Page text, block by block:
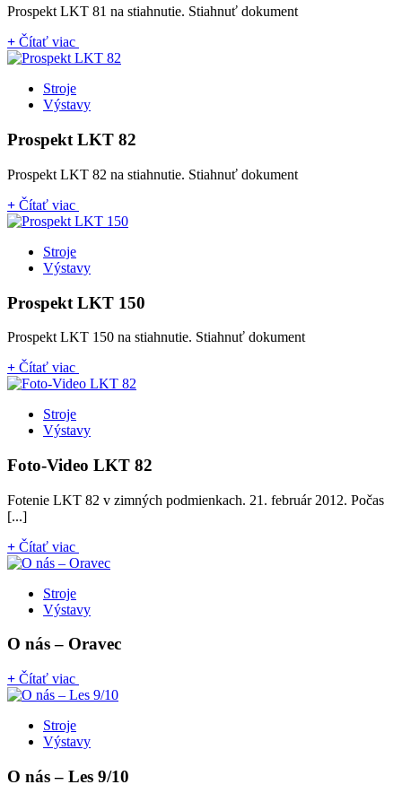
Prospekt LKT 81 na stiahnutie. Stiahnuť dokument
+ Čítať viac
Stroje
Výstavy
Prospekt LKT 82
Prospekt LKT 82 na stiahnutie. Stiahnuť dokument
+ Čítať viac
Stroje
Výstavy
Prospekt LKT 150
Prospekt LKT 150 na stiahnutie. Stiahnuť dokument
+ Čítať viac
Stroje
Výstavy
Foto-Video LKT 82
Fotenie LKT 82 v zimných podmienkach. 21. február 2012. Počas
[...]
+ Čítať viac
Stroje
Výstavy
O nás – Oravec
+ Čítať viac
Stroje
Výstavy
O nás – Les 9/10